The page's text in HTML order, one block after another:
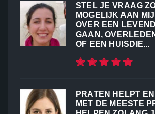
STEL JE VRAAG
MOGELIJK AAN
OVER EEN
GAAN,
OF EEN HUISDIE...
PRATEN HELPT
MET DE MEESTE